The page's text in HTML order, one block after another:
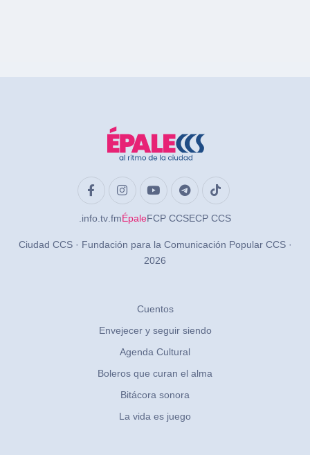
.info .tv .fmÉpaleFCP CCSECP CCS
Ciudad CCS · Fundación para la Comunicación Popular CCS ·
2026
Cuentos
Envejecer y seguir siendo
Agenda Cultural
Boleros que curan el alma
Bitácora sonora
La vida es juego